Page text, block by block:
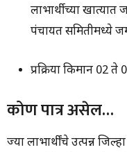
लाभार्थीच्या
पंचायत समितीमध्ये
प्रक्रिया किमान 02 ते
कोण पात्र असेल…
ज्या लाभार्थींचे उत्पन्न